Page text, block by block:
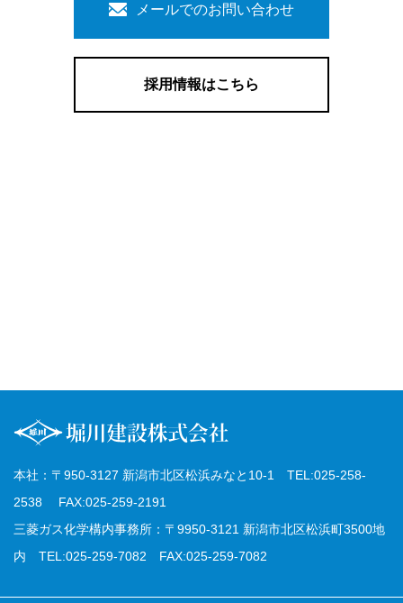
メールでのお問い合わせ
採用情報はこちら
本社：〒950-3127 新潟市北区松浜みなと10-1 TEL:025-258-
2538 FAX:025-259-2191
三菱ガス化学構内事務所：〒9950-3121 新潟市北区松浜町3500地
内 TEL:025-259-7082 FAX:025-259-7082